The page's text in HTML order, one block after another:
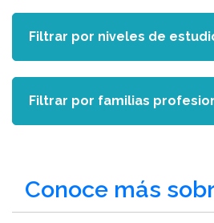
Conoce más
Filtrar por niveles de
Filtrar por familias